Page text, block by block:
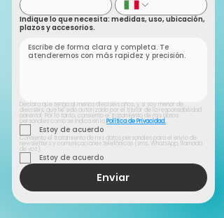
Indique lo que necesita: medidas, uso, ubicación,
plazos y accesorios.
Declaro que tengo al menos dieciséis años, y si soy menor de
dieciséis, que he sido autorizado por el titular de la responsabilidad
parental. Por lo tanto, consiento el tratamiento de mis datos
personales como se indica en la Política de Privacidad.
Estoy de acuerdo
Consiento el tratamiento de mis datos personales para el envío de
newsletters y comunicaciones telefónicas (sms, WhatsApp, llamada
de voz).
Estoy de acuerdo
Enviar